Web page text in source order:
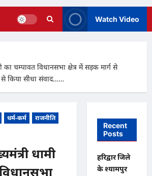
Watch Video
का चम्पावत विधानसभा क्षेत्र में सड़क मार्ग से
से किया सीधा संवाद……
धर्म-कर्म
राजनीति
धामी
Recent
Posts
​हरिद्वार जिले
के श्यामपुर